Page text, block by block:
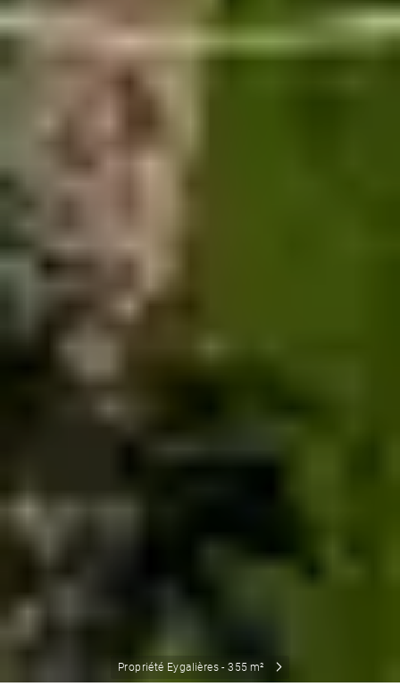
Propriété Eygalières - 355 m²